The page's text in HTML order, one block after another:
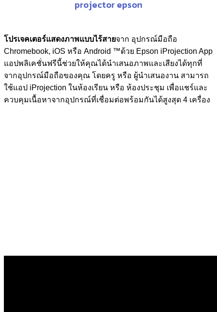
projector epson
โปรเจคเตอร์แสดงภาพแบบไร้สายจาก อุปกรณ์มือถือ
Chromebook, iOS หรือ Android ™ด้วย Epson iProjection App
แอปพลิเคชั่นฟรีนี้ช่วยให้คุณได้นำเสนอภาพและเสียงได้ทุกที่
จากอุปกรณ์มือถือของคุณ โดยครู หรือ ผู้นำเสนองาน สามารถ
ใช้แอป iProjection ในห้องเรียน หรือ ห้องประชุม เพื่อแชร์และ
ควบคุมเนื้อหาจากอุปกรณ์ที่เชื่อมต่อพร้อมกันได้สูงสุด 4 เครื่อง